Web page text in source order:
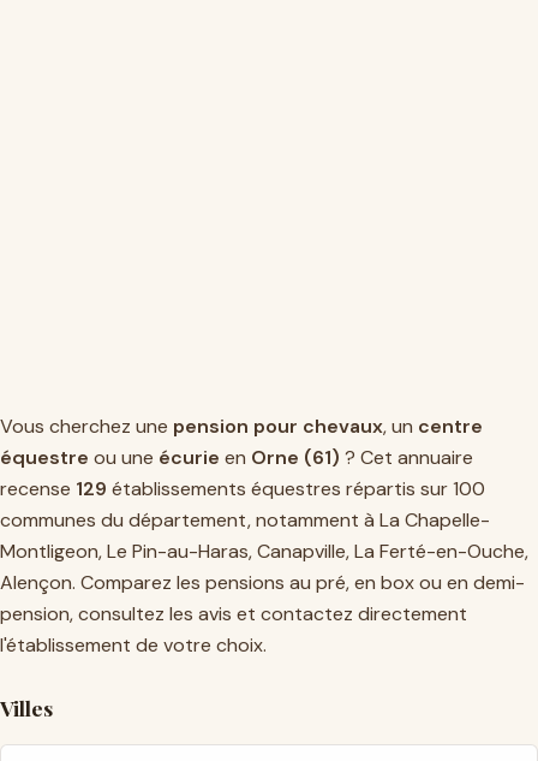
Vous cherchez une pension pour chevaux, un centre
équestre ou une écurie en Orne (61) ? Cet annuaire
recense 129 établissements équestres répartis sur 100
communes du département, notamment à La Chapelle-
Montligeon,Le Pin-au-Haras,Canapville,La Ferté-en-Ouche,
Alençon. Comparez les pensions au pré, en box ou en demi-
pension, consultez les avis et contactez directement
l'établissement de votre choix.
Villes